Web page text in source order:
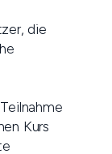
die
Kurs